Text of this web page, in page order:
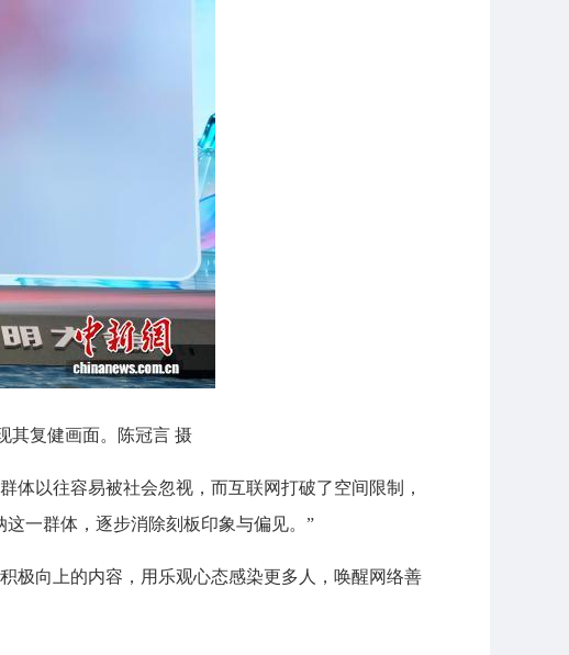
其复健画面。陈冠言 摄
以往容易被社会忽视，而互联网打破了空间限制，
一群体，逐步消除刻板印象与偏见。”
极向上的内容，用乐观心态感染更多人，唤醒网络善